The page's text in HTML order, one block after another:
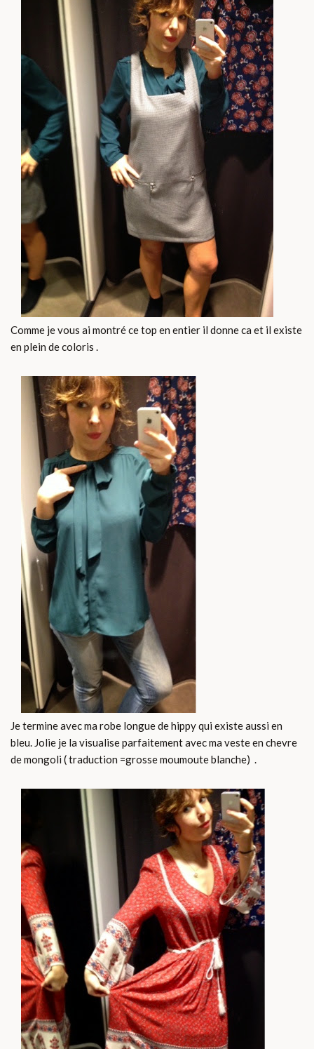
Comme je vous ai montré ce top en entier il donne ca et il existe
en plein de coloris .
Je termine avec ma robe longue de hippy qui existe aussi en
bleu. Jolie je la visualise parfaitement avec ma veste en chevre
de mongoli ( traduction =grosse moumoute blanche) .